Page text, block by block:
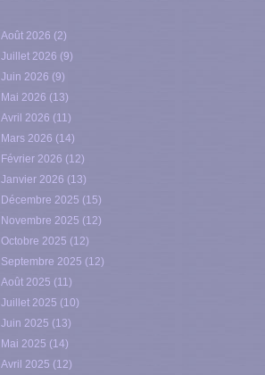
Août 2026 (2)
Juillet 2026 (9)
Juin 2026 (9)
Mai 2026 (13)
Avril 2026 (11)
Mars 2026 (14)
Février 2026 (12)
Janvier 2026 (13)
Décembre 2025 (15)
Novembre 2025 (12)
Octobre 2025 (12)
Septembre 2025 (12)
Août 2025 (11)
Juillet 2025 (10)
Juin 2025 (13)
Mai 2025 (14)
Avril 2025 (12)